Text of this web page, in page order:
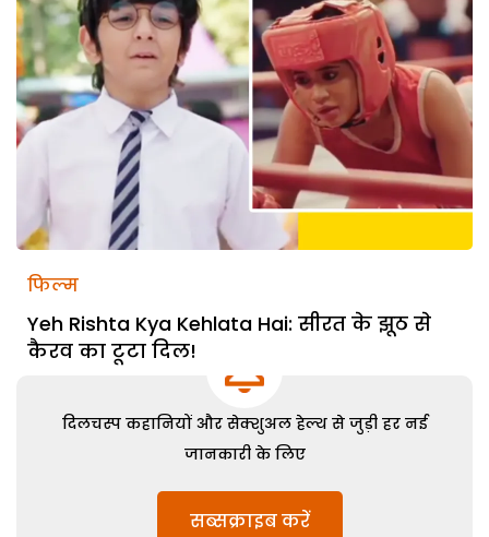
फिल्म
Yeh Rishta Kya Kehlata Hai: सीरत के झूठ से
कैरव का टूटा दिल!
दिलचस्प कहानियों और सेक्शुअल हेल्थ से जुड़ी हर नई
जानकारी के लिए
सब्सक्राइब करें